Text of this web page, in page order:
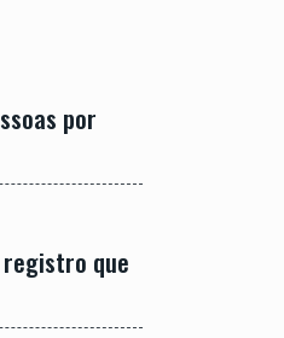
por
que